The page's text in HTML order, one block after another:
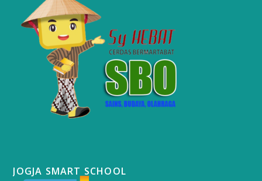
JOGJA SMART SCHOOL